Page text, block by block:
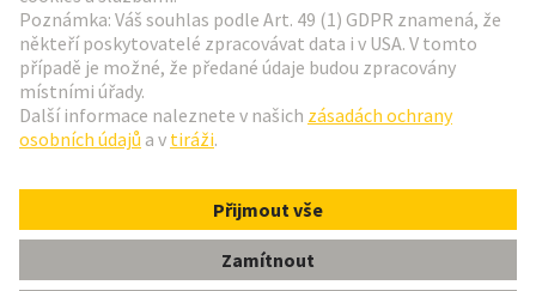
Česká republika
© Technologická skupina HARTING
otiskZásady ochrany osobních údajů